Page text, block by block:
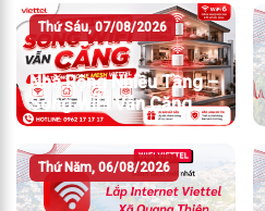
Thứ Sáu, 07/08/2026
Nhà Rộng Nhiều Tầng –
Sóng WiFi Vẫn Căng
Thứ Năm, 06/08/2026